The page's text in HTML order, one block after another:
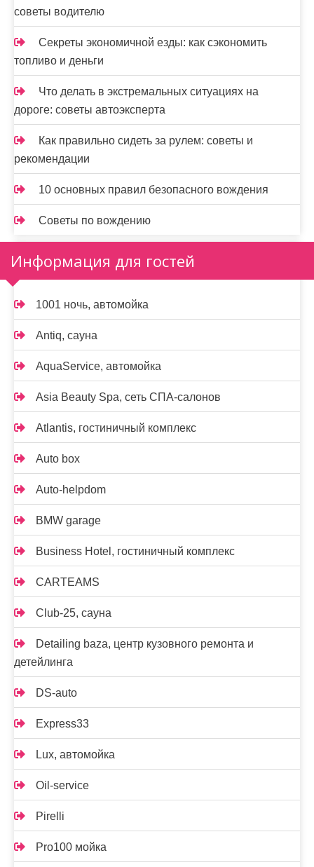
советы водителю
Секреты экономичной езды: как сэкономить
топливо и деньги
Что делать в экстремальных ситуациях на
дороге: советы автоэксперта
Как правильно сидеть за рулем: советы и
рекомендации
10 основных правил безопасного вождения
Советы по вождению
Информация для гостей
1001 ночь, автомойка
Antiq, сауна
AquaService, автомойка
Asia Beauty Spa, сеть СПА-салонов
Atlantis, гостиничный комплекс
Auto box
Auto-helpdom
BMW garage
Business Hotel, гостиничный комплекс
CARTEAMS
Club-25, сауна
Detailing baza, центр кузовного ремонта и
детейлинга
DS-auto
Express33
Lux, автомойка
Oil-service
Pirelli
Pro100 мойка